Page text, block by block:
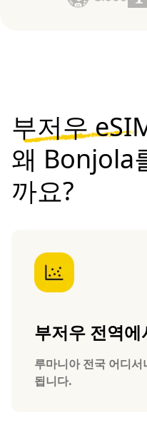
부저우
왜 Bonjola
까요?
부저우 전역
루마니아 전국 어디
됩니다.